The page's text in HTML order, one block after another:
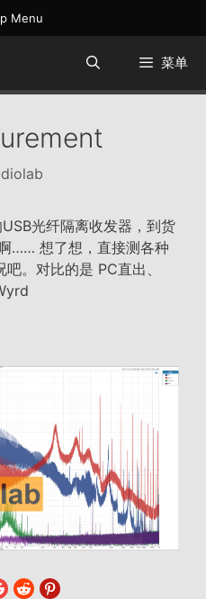
Menu
菜单
光纤隔离收发器，到货
…… 想了想，直接测各种
。对比的是 PC直出、